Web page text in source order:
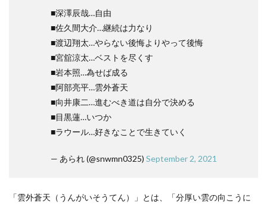
■深澤辰哉…自由
■佐久間大介…継続は力なり
■渡辺翔太…やらない後悔よりやって後悔
■宮舘涼太…ベストを尽くす
■岩本照…為せば成る
■阿部亮平…雲外蒼天
■向井康二…進むべき道は自分で決める
■目黒蓮…いつか
■ラウール…好きなことで生きていく
— あられ (@snwmn0325) September 2, 2021
「雲外蒼天（うんがいそうてん）」とは、「分厚い雲の向こうに